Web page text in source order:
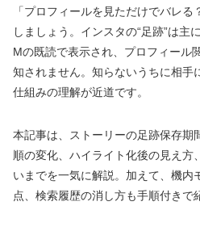
「プロフィールを見ただけでバレ
しましょう。インスタの“足跡”は主
Mの既読で表示され、プロフィール
知されません。知らないうちに相
仕組みの理解が近道です。
本記事は、ストーリーの足跡保存期
順の変化、ハイライト化後の見え方
いまでを一気に解説。加えて、機内
点、検索履歴の消し方も手順付きで